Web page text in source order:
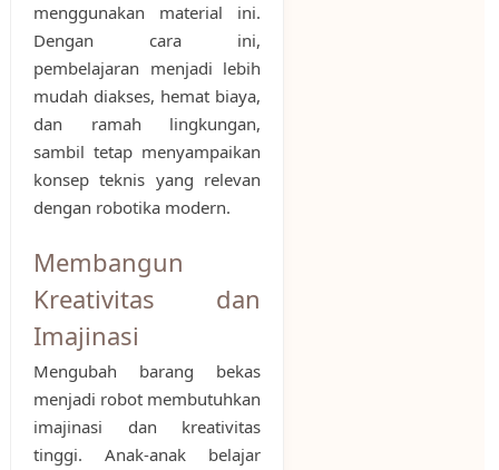
menggunakan material ini.
Dengan cara ini,
pembelajaran menjadi lebih
mudah diakses, hemat biaya,
dan ramah lingkungan,
sambil tetap menyampaikan
konsep teknis yang relevan
dengan robotika modern.
Membangun
Kreativitas dan
Imajinasi
Mengubah barang bekas
menjadi robot membutuhkan
imajinasi dan kreativitas
tinggi. Anak-anak belajar